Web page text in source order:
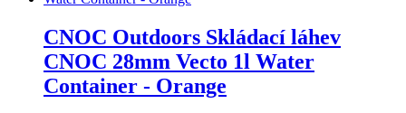
CNOC Outdoors Skládací láhev
CNOC 28mm Vecto 1l Water
Container - Orange